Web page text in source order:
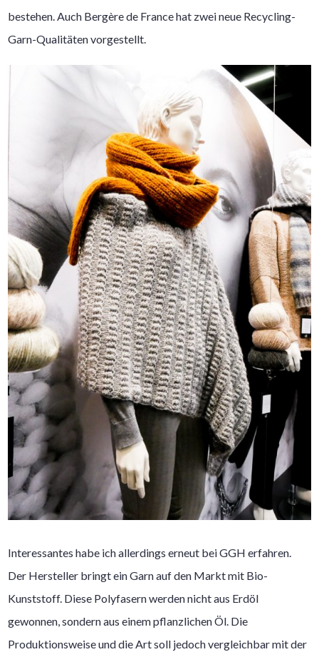
bestehen. Auch Bergère de France hat zwei neue Recycling-
Garn-Qualitäten vorgestellt.
Interessantes habe ich allerdings erneut bei GGH erfahren.
Der Hersteller bringt ein Garn auf den Markt mit Bio-
Kunststoff. Diese Polyfasern werden nicht aus Erdöl
gewonnen, sondern aus einem pflanzlichen Öl. Die
Produktionsweise und die Art soll jedoch vergleichbar mit der